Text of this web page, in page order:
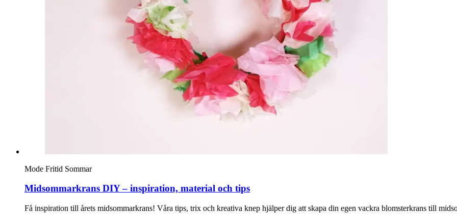
Inspiration
Magasin
Tryggare handel
Presentkort
Mode Fritid Sommar
Midsommarkrans DIY – inspiration, material och tips
Få inspiration till årets midsommarkrans! Våra tips, trix och kreativa knep hjälper dig att skapa din egen vackra blomsterkrans till